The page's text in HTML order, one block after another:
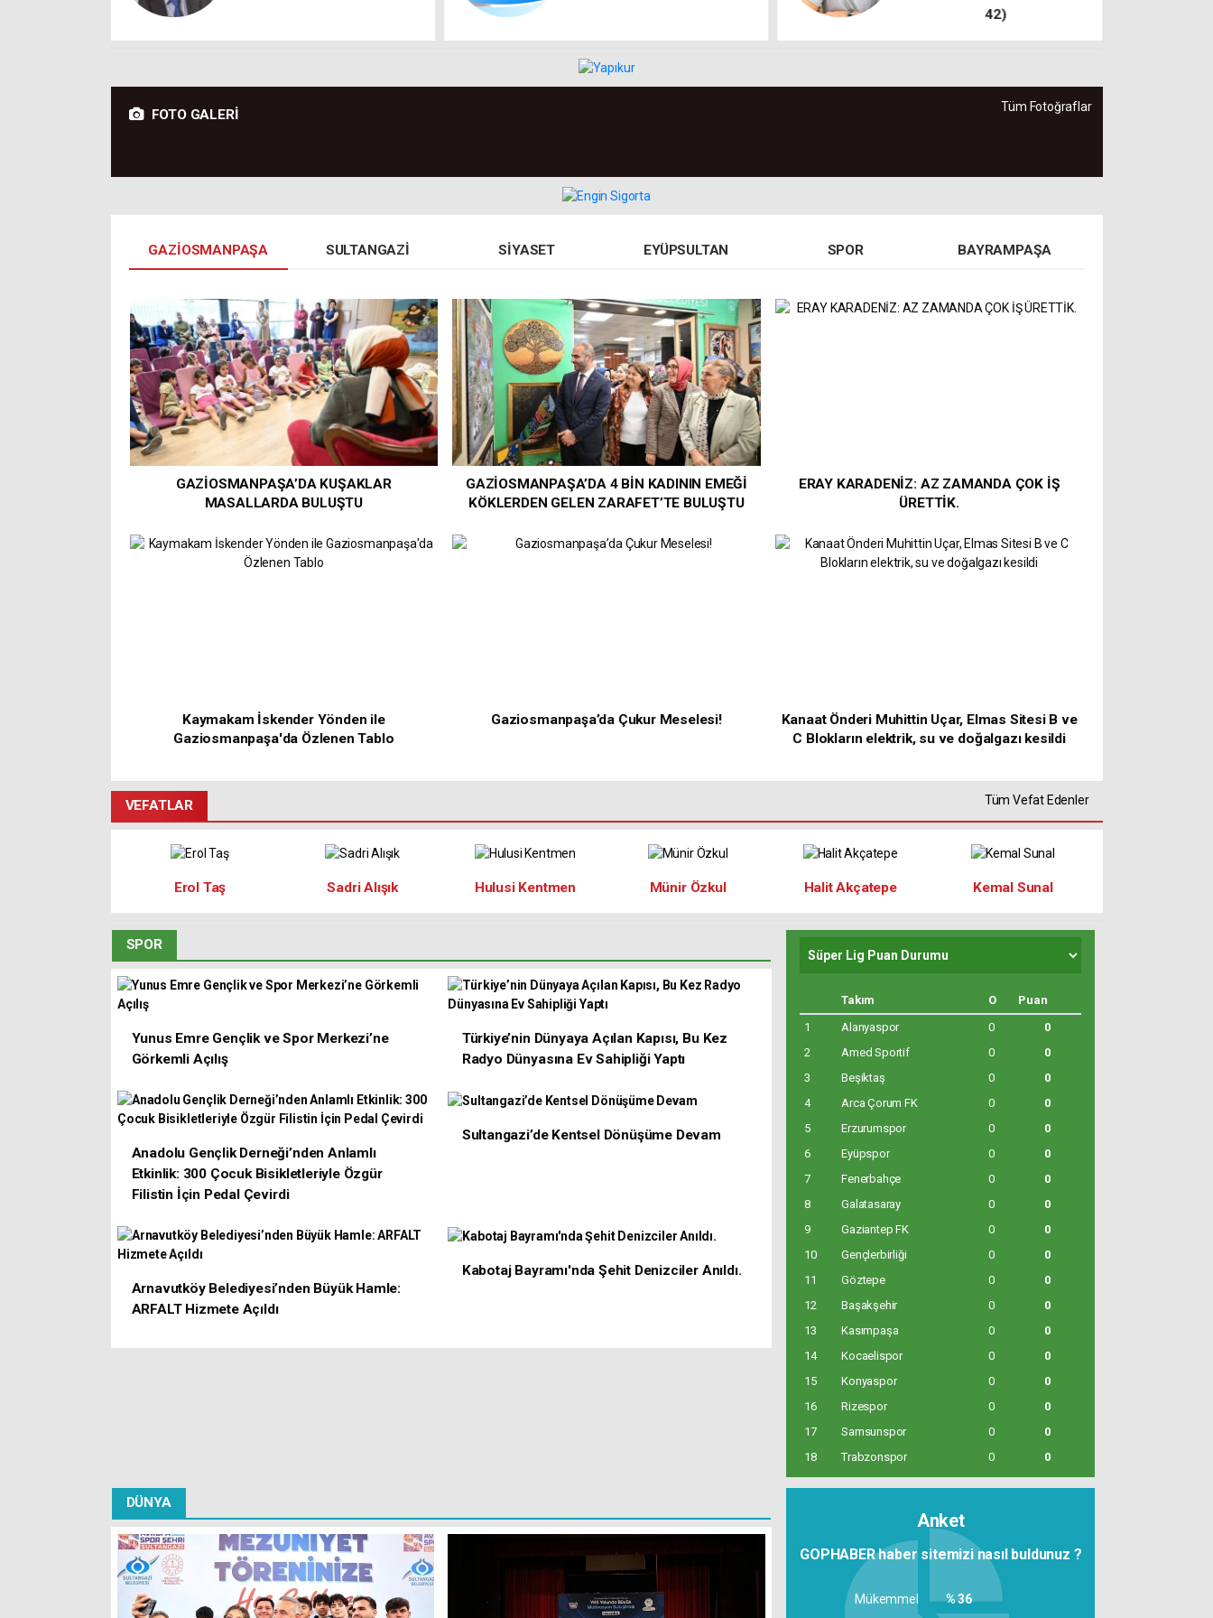
FOTO GALERİ Tüm Fotoğraflar
GAZIOSMANPAŞA SULTANGAZI SIYASET EYÜPSULTAN SPOR BAYRAMPAŞA
GAZİOSMANPAŞA’DA KUŞAKLAR
MASALLARDA BULUŞTU
GAZİOSMANPAŞA’DA 4 BİN KADININ EMEĞİ
KÖKLERDEN GELEN ZARAFET’TE BULUŞTU
ERAY KARADENİZ: AZ ZAMANDA ÇOK İŞ
ÜRETTİK.
Kaymakam İskender Yönden ile
Gaziosmanpaşa'da Özlenen Tablo
Gaziosmanpaşa’da Çukur Meselesi!
Kanaat Önderi Muhittin Uçar, Elmas Sitesi B ve
C Blokların elektrik, su ve doğalgazı kesildi
VEFATLAR Tüm Vefat Edenler
Erol Taş Sadri Alışık Hulusi Kentmen Münir Özkul Halit Akçatepe Kemal Sunal
SPOR
Yunus Emre Gençlik ve Spor Merkezi’ne
Görkemli Açılış
Türkiye’nin Dünyaya Açılan Kapısı, Bu Kez
Radyo Dünyasına Ev Sahipliği Yaptı
Anadolu Gençlik Derneği’nden Anlamlı
Etkinlik: 300 Çocuk Bisikletleriyle Özgür
Filistin İçin Pedal Çevirdi
Sultangazi’de Kentsel Dönüşüme Devam
Arnavutköy Belediyesi’nden Büyük Hamle:
ARFALT Hizmete Açıldı
Kabotaj Bayramı'nda Şehit Denizciler Anıldı.
Takım O
Puan
1
Alanyaspor 0
0
2
Amed Sportif 0
0
3
Beşiktaş 0
0
4
Arca Çorum FK 0
0
5
Erzurumspor 0
0
6
Eyüpspor 0
0
7
Fenerbahçe 0
0
8
Galatasaray 0
0
9
Gaziantep FK 0
0
10
Gençlerbirliği 0
0
11
Göztepe 0
0
12
Başakşehir 0
0
13
Kasımpaşa 0
0
14
Kocaelispor 0
0
15
Konyaspor 0
0
16
Rizespor 0
0
17
Samsunspor 0
0
18
Trabzonspor 0 0
DÜNYA
Anket
GOPHABER haber sitemizi nasıl buldunuz ?
Mükemmel
% 36